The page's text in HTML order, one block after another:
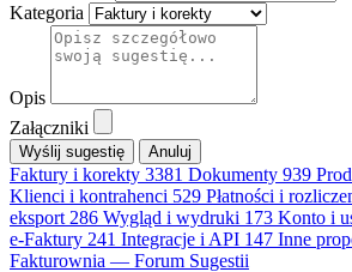
Kategoria
Opis
Załączniki
Anuluj
Faktury i korekty 3381 Dokumenty 939
Klienci i kontrahenci 529 Płatności i
eksport 286 Wygląd i wydruki 173 Konto i
e-Faktury 241 Integracje i API 147 Inne
Fakturownia — Forum Sugestii